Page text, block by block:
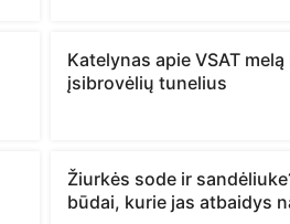
Katelynas apie VSAT melą
įsibrovėlių tunelius
Žiurkės sode ir
būdai, kurie jas atbaidys